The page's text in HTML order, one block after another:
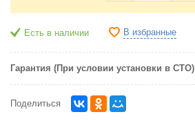
Есть в наличии В избранные
Гарантия (При условии установки в СТО)
Поделиться